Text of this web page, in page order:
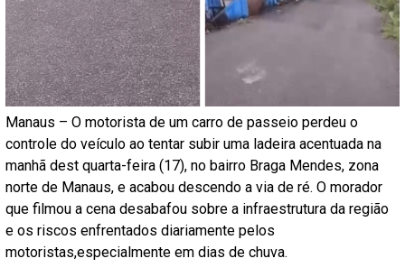
Manaus – O motorista de um carro de passeio perdeu o
controle do veículo ao tentar subir uma ladeira acentuada na
manhã dest quarta-feira (17), no bairro Braga Mendes, zona
norte de Manaus, e acabou descendo a via de ré. O morador
que filmou a cena desabafou sobre a infraestrutura da região
e os riscos enfrentados diariamente pelos
motoristas,especialmente em dias de chuva.